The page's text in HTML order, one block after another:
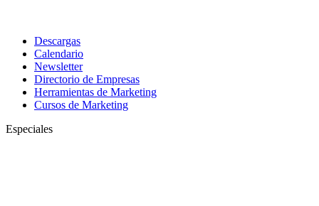
Descargas
Calendario
Newsletter
Directorio de Empresas
Herramientas de Marketing
Cursos de Marketing
Especiales